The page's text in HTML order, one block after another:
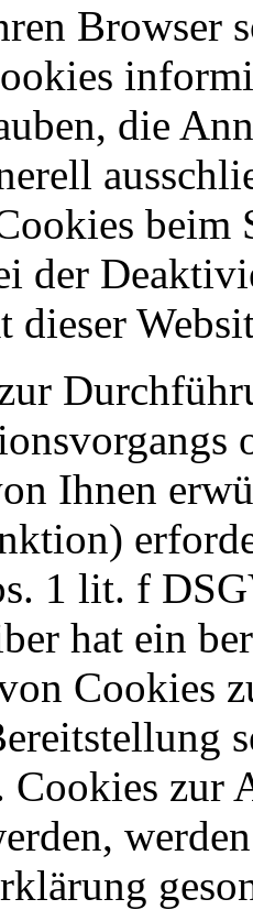
Browser
die
beim
der
Ihnen
1 lit. f
hat ein
Cookies
Cookies zur